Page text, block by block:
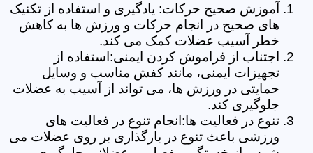
آموزش صحیح حرکات: یادگیری و استفاده از تکنیک
های صحیح در انجام حرکات و ورزش ها به کاهش
خطر آسیب عضلات کمک می کند.
اجتناب از فراموش کردن ایمنی:استفاده از
تجهیزات ایمنی، مانند کفش مناسب و وسایل
حمایتی در ورزش ها، می تواند از آسیب به عضلات
جلوگیری کند.
تنوع در فعالیت ها:انجام تنوع در فعالیت های
ورزشی باعث تنوع در بارگذاری بر روی عضلات می